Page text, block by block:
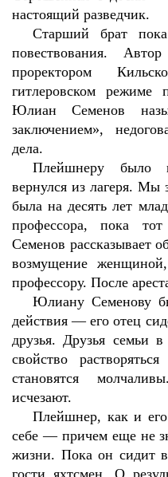
настоящий разведчик.
Старший брат
повествования.
проректором
гитлеровском режиме
Юлиан Семенов
заключением»,
дела.
Плейшнеру было
вернулся из лагеря. Мы
была на десять лет
профессора, пока
Семенов рассказывает
возмущение
профессору. После
Юлиану Семенову
действия — его отец
друзья. Друзья семьи
свойство
становятся
исчезают.
Плейшнер, как и
себе — причем еще не
жизни. Пока он сидит
гости яхтсмен. О